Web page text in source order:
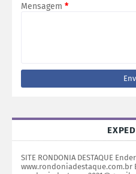
Mensagem *
SITE RONDONIA DESTAQUE
www.rondoniadestaque.com.br